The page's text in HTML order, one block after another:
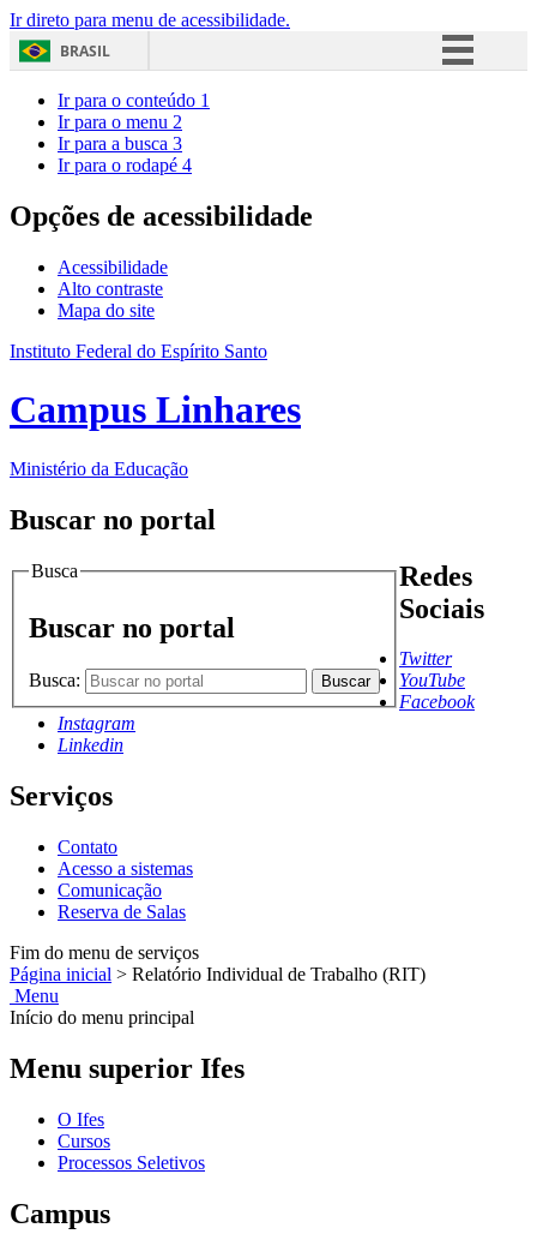
Ir direto para menu de acessibilidade.
BRASIL
Acesso à informação
Ir para o conteúdo 1
Ir para o menu 2
Ir para a busca 3
Ir para o rodapé 4
Opções de acessibilidade
Acessibilidade
Alto contraste
Mapa do site
Instituto Federal do Espírito Santo
Campus Linhares
Ministério da Educação
Buscar no portal
Busca
Buscar no portal
Busca: Buscar
Redes
Sociais
Twitter
YouTube
Facebook
Instagram
Linkedin
Serviços
Contato
Acesso a sistemas
Comunicação
Reserva de Salas
Fim do menu de serviços
Página inicial > Relatório Individual de Trabalho (RIT)
Menu
Início do menu principal
Menu superior Ifes
O Ifes
Cursos
Processos Seletivos
Campus